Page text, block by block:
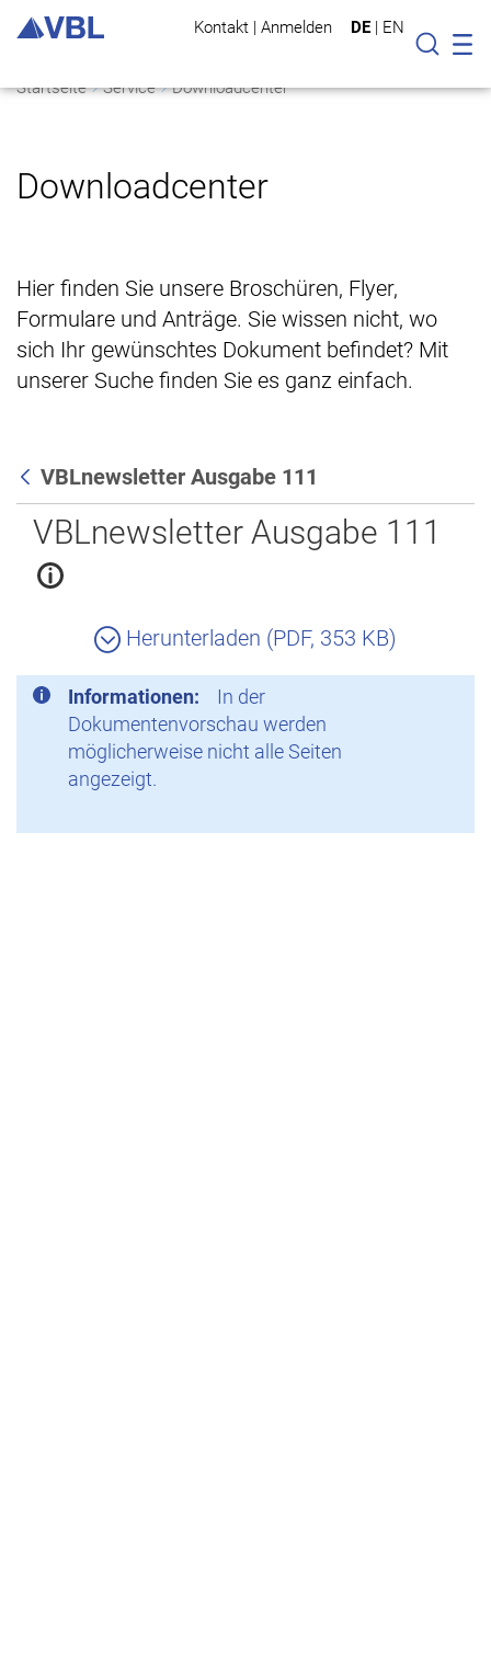
Kontakt | Anmelden DE | EN
Suche
Startseite Service Downloadcenter
Downloadcenter
Hier finden Sie unsere Broschüren, Flyer,
Formulare und Anträge. Sie wissen nicht, wo
sich Ihr gewünschtes Dokument befindet? Mit
unserer Suche finden Sie es ganz einfach.
Zurück
VBLnewsletter Ausgabe 111
VBLnewsletter Ausgabe 111
Herunterladen (PDF, 353 KB)
Informationen:
In der
Dokumentenvorschau werden
möglicherweise nicht alle Seiten
angezeigt.